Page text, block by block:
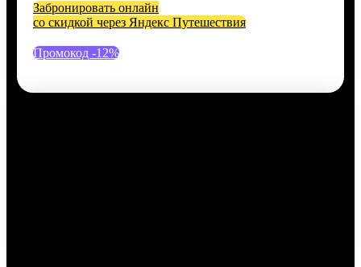
Забронировать онлайн
со скидкой через Яндекс Путешествия
Промокод -12%